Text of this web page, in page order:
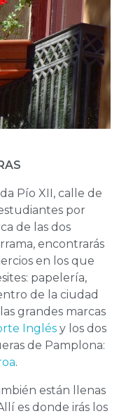
Pío XII, calle de
por
de las dos
encontrarás
en los que
papelería,
de la ciudad
grandes marcas
Inglésy los dos
de Pamplona:
.
están llenas
es donde irás los